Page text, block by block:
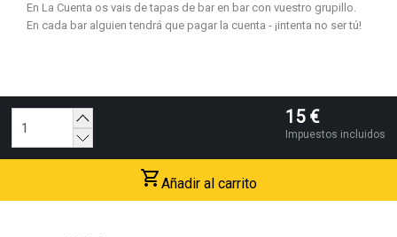
15€
Impuestos incluidos
Añadir al carrito
En La Cuenta os vais de tapas de bar en bar con vuestro grupillo.
En cada bar alguien tendrá que pagar la cuenta - ¡intenta no ser tú!